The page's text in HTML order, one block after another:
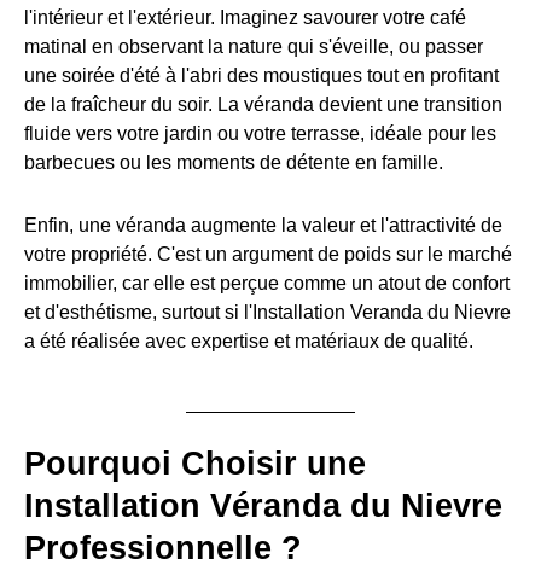
l'intérieur et l'extérieur. Imaginez savourer votre café
matinal en observant la nature qui s'éveille, ou passer
une soirée d'été à l'abri des moustiques tout en profitant
de la fraîcheur du soir. La véranda devient une transition
fluide vers votre jardin ou votre terrasse, idéale pour les
barbecues ou les moments de détente en famille.
Enfin, une véranda augmente la valeur et l'attractivité de
votre propriété. C'est un argument de poids sur le marché
immobilier, car elle est perçue comme un atout de confort
et d'esthétisme, surtout si l'Installation Veranda du Nievre
a été réalisée avec expertise et matériaux de qualité.
Pourquoi Choisir une
Installation Véranda du Nievre
Professionnelle ?